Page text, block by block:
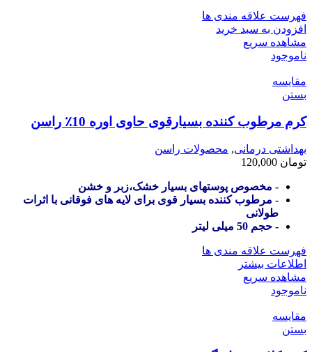
فهرست علاقه مندی ها
افزودن به سبد خرید
مشاهده سریع
ناموجود
مقایسه
بستن
کرم مرطوب کننده بسیارقوی حاوی اوره 10٪ راسن
بهداشتی درمانی, محصولات راسن
تومان
- مخصوص پوستهای بسیار خشک،زبر و خشن
- مرطوب کننده بسیار قوی برای لایه های فوقانی با اثرات
طولانی
- حجم 50 میلی لیتر
فهرست علاقه مندی ها
اطلاعات بیشتر
مشاهده سریع
ناموجود
مقایسه
بستن